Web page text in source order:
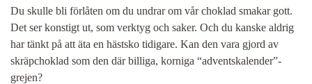
Du skulle bli förlåten om du undrar om vår choklad smakar gott.
Det ser konstigt ut, som verktyg och saker. Och du kanske aldrig
har tänkt på att äta en hästsko tidigare. Kan den vara gjord av
skräpchoklad som den där billiga, korniga “adventskalender”-
grejen?